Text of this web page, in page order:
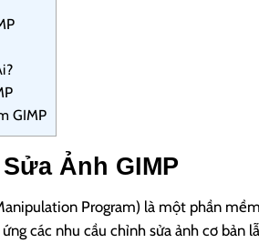
GIMP
Ảnh GIMP
Program) là một phần
các nhu cầu chỉnh sửa ảnh cơ bản